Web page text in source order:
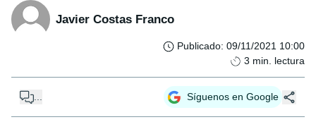
Javier Costas Franco
Publicado: 09/11/2021 10:00
3 min. lectura
Síguenos en Google